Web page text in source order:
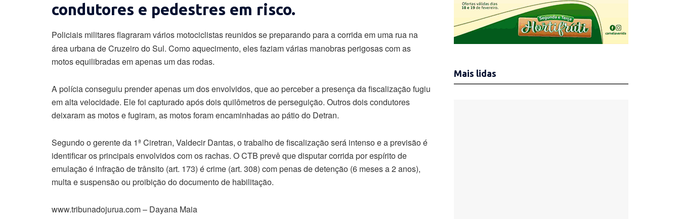
condutores e pedestres em risco.
Policiais militares flagraram vários motociclistas reunidos se preparando para a corrida em uma rua na
área urbana de Cruzeiro do Sul. Como aquecimento, eles faziam várias manobras perigosas com as
motos equilibradas em apenas um das rodas.
A polícia conseguiu prender apenas um dos envolvidos, que ao perceber a presença da fiscalização fugiu
em alta velocidade. Ele foi capturado após dois quilômetros de perseguição. Outros dois condutores
deixaram as motos e fugiram, as motos foram encaminhadas ao pátio do Detran.
Segundo o gerente da 1ª Ciretran, Valdecir Dantas, o trabalho de fiscalização será intenso e a previsão é
identificar os principais envolvidos com os rachas. O CTB prevê que disputar corrida por espírito de
emulação é infração de trânsito (art. 173) é crime (art. 308) com penas de detenção (6 meses a 2 anos),
multa e suspensão ou proibição do documento de habilitação.
www.tribunadojurua.com – Dayana Maia
Mais lidas